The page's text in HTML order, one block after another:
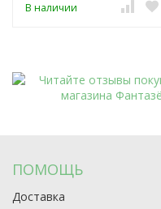
В наличии
ПОМОЩЬ
Доставка